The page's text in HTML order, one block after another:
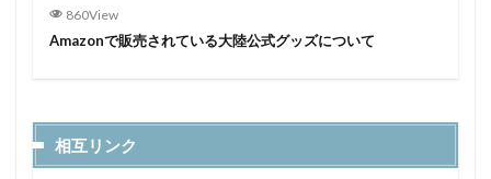
860View
Amazonで販売されている大陸公式グッズについて
相互リンク